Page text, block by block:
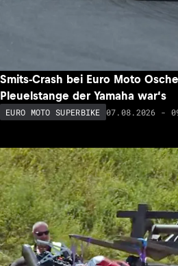
Smits-Crash bei Euro Moto
Pleuelstange der Yamaha war‘s
EURO MOTO SUPERBIKE 07.08.2026 -